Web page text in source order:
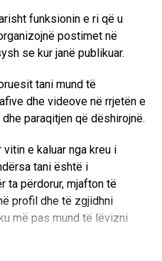
funksionin e ri që u
postimet në
se kur janë publikuar.
tani mund të
dhe videove në rrjetën e
paraqitjen që dëshirojnë.
e kaluar nga kreu i
tani është i
ta përdorur, mjafton të
profil dhe të zgjidhni
më pas mund të lëvizni